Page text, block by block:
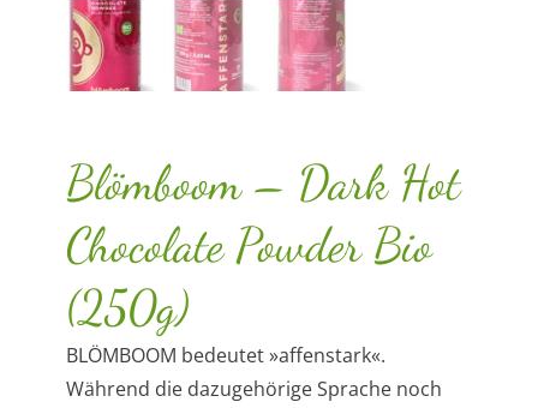
Blömboom – Dark Hot
Chocolate Powder Bio
(250g)
BLÖMBOOM bedeutet »affenstark«.
Während die dazugehörige Sprache noch